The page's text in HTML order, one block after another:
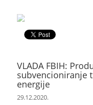
VLADA FBIH:
subvencioniranje
energije
29.12.2020.